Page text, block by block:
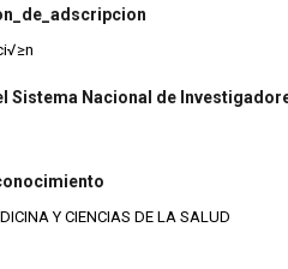
Sistema Nacional de
III MEDICINA Y CIENCIAS DE LA SALUD